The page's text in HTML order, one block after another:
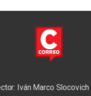
Iván Marco Slocovich